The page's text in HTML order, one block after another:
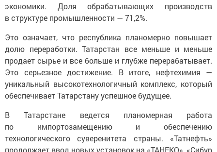
экономики. Доля обрабатывающих производств
в структуре промышленности — 71,2%.
Это означает, что республика планомерно повышает
долю переработки. Татарстан все меньше и меньше
продает сырье и все больше и глубже перерабатывает.
Это серьезное достижение. В итоге, нефтехимия —
уникальный высокотехнологичный комплекс, который
обеспечивает Татарстану успешное будущее.
В Татарстане ведется планомерная работа
по импортозамещению и обеспечению
технологического суверенитета страны. «Татнефть»
продолжает ввод новых установок на «ТАНЕКО», «Сибур